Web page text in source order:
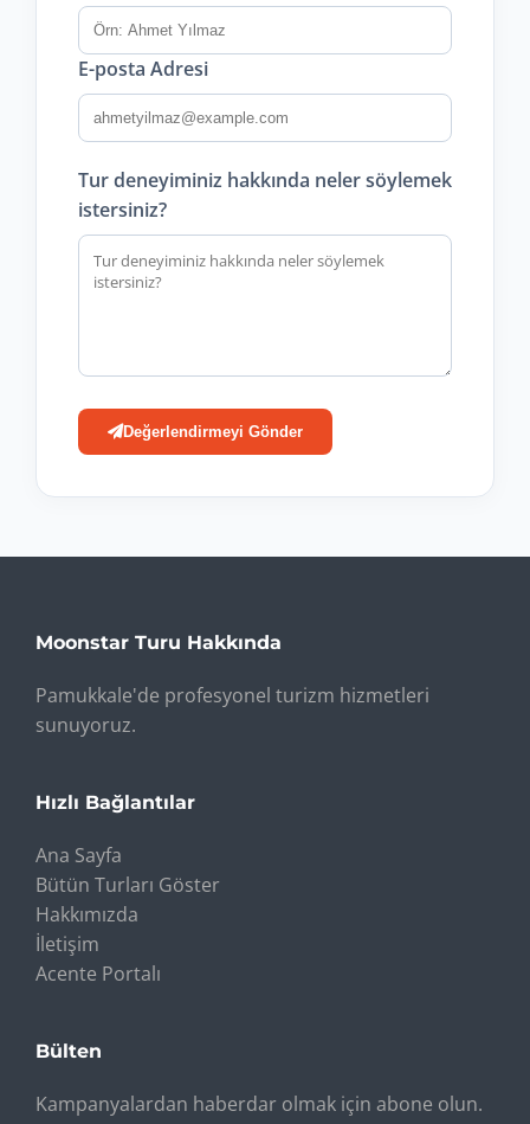
E-posta Adresi
Tur deneyiminiz hakkında neler söylemek
istersiniz?
Değerlendirmeyi Gönder
Moonstar Turu Hakkında
Pamukkale'de profesyonel turizm hizmetleri
sunuyoruz.
Hızlı Bağlantılar
Ana Sayfa
Bütün Turları Göster
Hakkımızda
İletişim
Acente Portalı
Bülten
Kampanyalardan haberdar olmak için abone olun.